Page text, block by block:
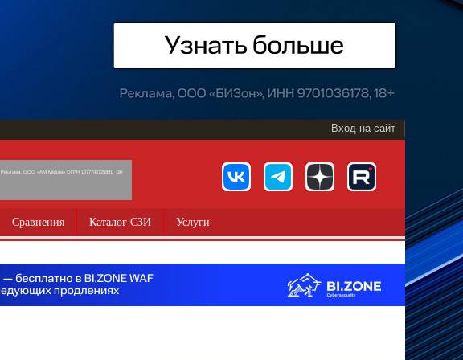
Вход на сайт
Реклама. ООО «АМ Медиа» ОГРН 1077746725891, 18+
Сравнения Каталог СЗИ Услуги